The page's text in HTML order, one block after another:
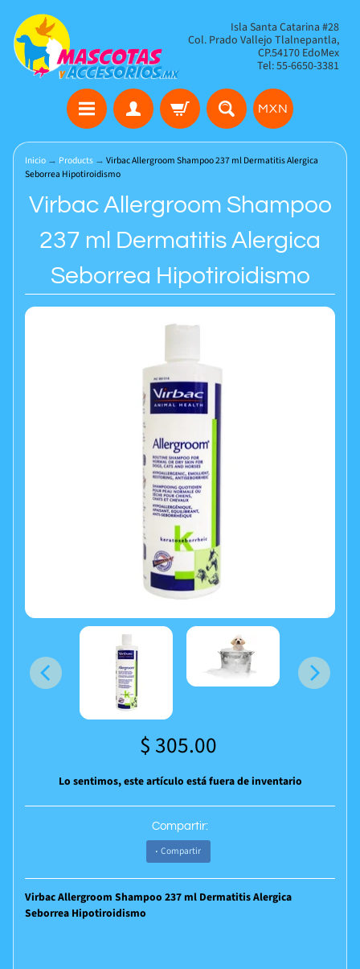
Isla Santa Catarina #28
Col. Prado Vallejo Tlalnepantla,
CP.54170 EdoMex
Tel: 55-6650-3381
MXN
Inicio → Products → Virbac Allergroom Shampoo 237 ml Dermatitis Alergica
Seborrea Hipotiroidismo
Virbac Allergroom Shampoo
237 ml Dermatitis Alergica
Seborrea Hipotiroidismo
$ 305.00
Lo sentimos, este artículo está fuera de inventario
Compartir:
Compartir
Virbac Allergroom Shampoo 237 ml Dermatitis Alergica
Seborrea Hipotiroidismo